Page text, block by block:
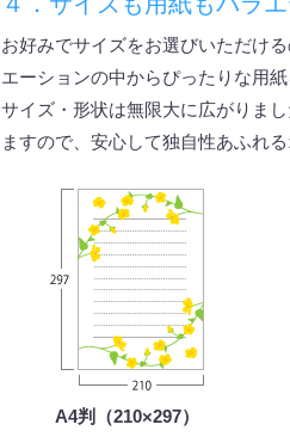
お好みでサイズをお選びいただけ
エーションの中からぴったりな用
サイズ・形状は無限大に広がりま
ますので、安心して独自性あふれ
A4判（210×297）